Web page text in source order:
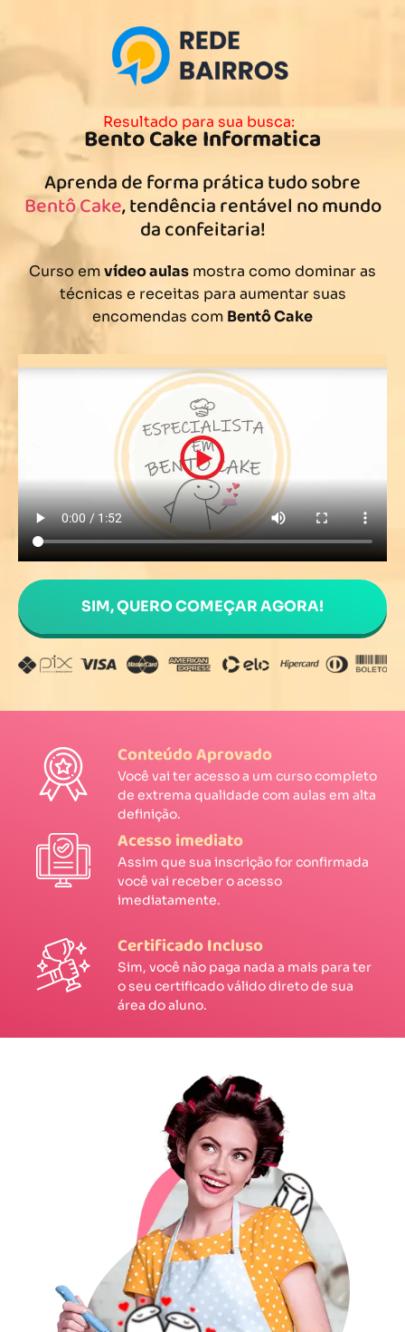
Resultado para sua busca:
Bento Cake Informatica
Aprenda de forma prática tudo sobre
Bentô Cake, tendência rentável no mundo
da confeitaria!
Curso emvídeo aulas mostra como dominar as
técnicas e receitas para aumentar suas
encomendas com Bentô Cake
SIM, QUERO COMEÇAR AGORA!
Conteúdo Aprovado
Você vai ter acesso a um curso completo
de extrema qualidade com aulas em alta
definição.
Acesso imediato
Assim que sua inscrição for confirmada
você vai receber o acesso
imediatamente.
Certificado Incluso
Sim, você não paga nada a mais para ter
o seu certificado válido direto de sua
área do aluno.